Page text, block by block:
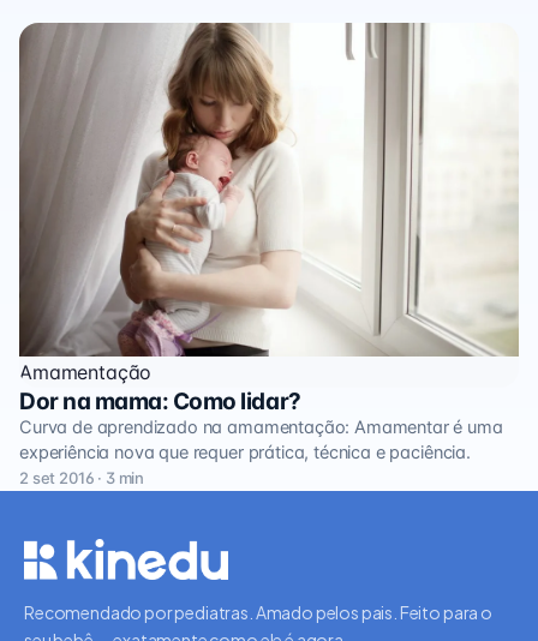
Amamentação
Dor na mama: Como lidar?
Curva de aprendizado na amamentação: Amamentar é uma
experiência nova que requer prática, técnica e paciência.
2 set 2016 · 3 min
Recomendado por pediatras. Amado pelos pais. Feito para o